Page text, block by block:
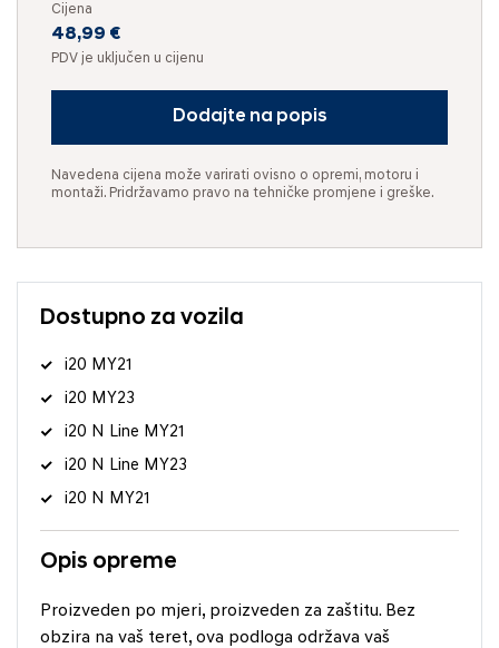
Cijena
48,99 €
PDV je uključen u cijenu
Dodajte na popis
Navedena cijena može varirati ovisno o opremi, motoru i
montaži. Pridržavamo pravo na tehničke promjene i greške.
Dostupno za vozila
i20 MY21
i20 MY23
i20 N Line MY21
i20 N Line MY23
i20 N MY21
Opis opreme
Proizveden po mjeri, proizveden za zaštitu. Bez
obzira na vaš teret, ova podloga održava vaš